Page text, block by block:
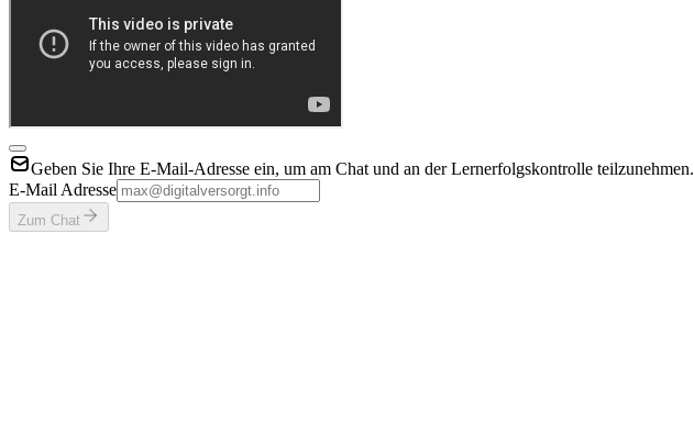
Geben Sie Ihre E-Mail-Adresse ein, um am Chat und an der Lernerfolgskontrolle teilzunehmen.
E-Mail Adresse
Zum Chat